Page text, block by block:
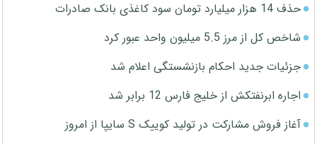
حذف 14 هزار میلیارد تومان سود کاغذی بانک صادرات
شاخص کل از مرز 5.5 میلیون واحد عبور کرد
جزئیات جدید احکام بازنشستگی اعلام شد
اجاره ابرنفتکش از خلیج فارس 12 برابر شد
آغاز فروش مشارکت در تولید کوییک S سایپا از امروز